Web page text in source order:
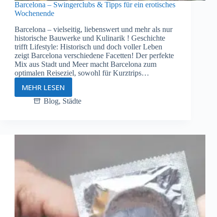
Barcelona – Swingerclubs & Tipps für ein erotisches
Wochenende
Barcelona – vielseitig, liebenswert und mehr als nur
historische Bauwerke und Kulinarik ! Geschichte
trifft Lifestyle: Historisch und doch voller Leben
zeigt Barcelona verschiedene Facetten! Der perfekte
Mix aus Stadt und Meer macht Barcelona zum
optimalen Reiseziel, sowohl für Kurztrips…
MEHR LESEN
Barcelona
–
Blog, Städte